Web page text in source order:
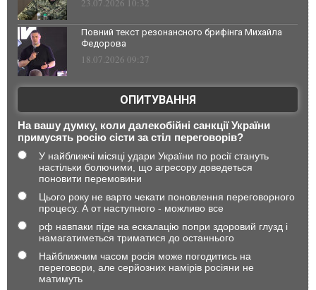
23.07.2026 10:32
Повний текст резонансного брифінга Михайла
Федорова
18.07.2026 09:27
ОПИТУВАННЯ
На вашу думку, коли далекобійні санкції України
примусять росію сісти за стіл переговорів?
У найближчі місяці удари України по росії стануть
настільки болючими, що агресору доведеться
поновити перемовини
Цього року не варто чекати поновлення переговорного
процесу. А от наступного - можливо все
рф навпаки піде на ескалацію попри здоровий глузд і
намагатиметься триматися до останнього
Найближчим часом росія може погодитись на
переговори, але серйозних намірів росіяни не
матимуть